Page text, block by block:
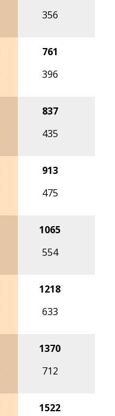
356
761
396
837
435
913
475
1065
554
1218
633
1370
712
1522